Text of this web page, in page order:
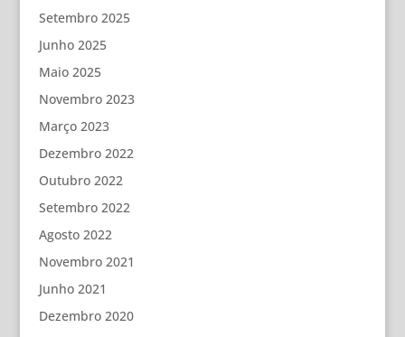
Setembro 2025
Junho 2025
Maio 2025
Novembro 2023
Março 2023
Dezembro 2022
Outubro 2022
Setembro 2022
Agosto 2022
Novembro 2021
Junho 2021
Dezembro 2020